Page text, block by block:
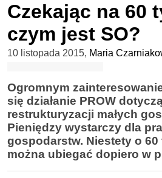
Czekając na 60
czym jest SO?
10 listopada 2015, Maria
Ogromnym
się działanie PROW
restrukturyzacji małych
Pieniędzy wystarczy dla
gospodarstw. Niestety o 60
można ubiegać dopiero w